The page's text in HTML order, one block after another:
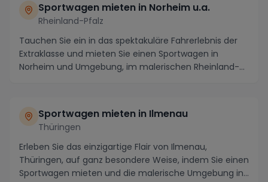
Sportwagen mieten in Norheim u.a.
Rheinland-Pfalz
Tauchen Sie ein in das spektakuläre Fahrerlebnis der
Extraklasse und mieten Sie einen Sportwagen in
Norheim und Umgebung, im malerischen Rheinland-
Sportwagen mieten in Ilmenau
Thüringen
Erleben Sie das einzigartige Flair von Ilmenau,
Thüringen, auf ganz besondere Weise, indem Sie einen
Sportwagen mieten und die malerische Umgebung in